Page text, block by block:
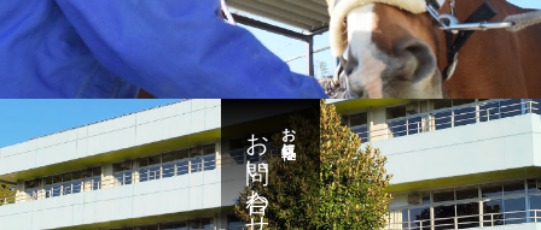
お気軽に・・・
お問い合わせ